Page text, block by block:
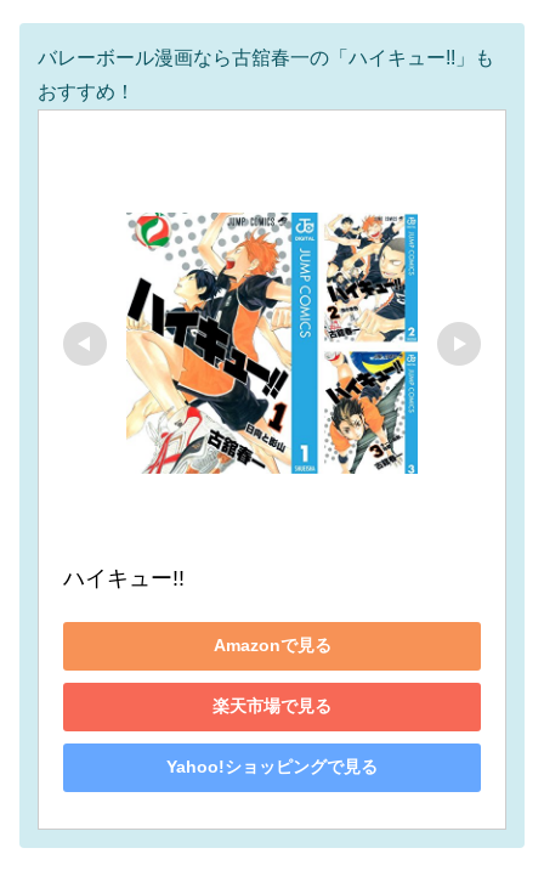
バレーボール漫画なら古舘春一の「ハイキュー!!」も
おすすめ！
ハイキュー!!
Amazonで見る
楽天市場で見る
Yahoo!ショッピングで見る